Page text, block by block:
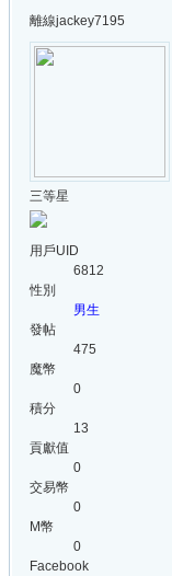
離線jackey7195
三等星
用戶UID
6812
性別
男生
發帖
475
魔幣
0
積分
13
貢獻值
0
交易幣
0
M幣
0
Facebook